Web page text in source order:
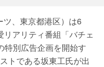
ツ、東京都港区）は6
アリティ番組「バチェ
特別広告企画を開始す
トである坂東工氏が出